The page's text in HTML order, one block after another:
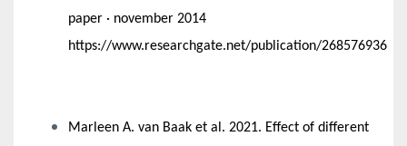
paper · november 2014
https://www.researchgate.net/publication/268576936
Marleen A. van Baak et al. 2021. Effect of different